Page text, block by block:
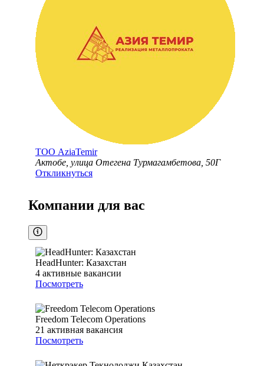
ТОО AziaTemir
Актобе, улица Отегена Турмагамбетова, 50Г
Откликнуться
Компании для вас
HeadHunter: Казахстан
4 активные вакансии
Посмотреть
Freedom Telecom Operations
21 активная вакансия
Посмотреть